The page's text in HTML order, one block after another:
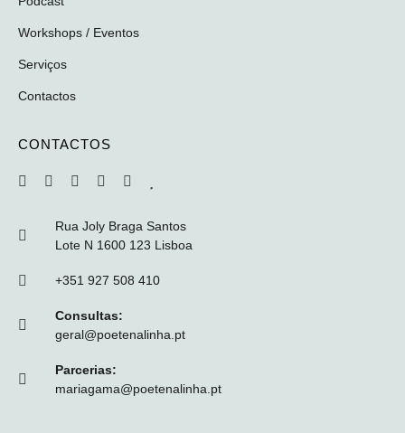
Workshops / Eventos
Serviços
Contactos
CONTACTOS
Rua Joly Braga Santos
Lote N 1600 123 Lisboa
+351 927 508 410
Consultas:
geral@poetenalinha.pt
Parcerias:
mariagama@poetenalinha.pt